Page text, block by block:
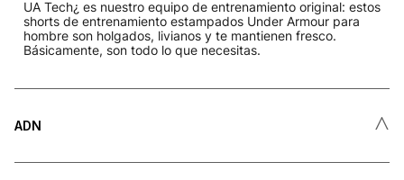
UA Tech¿ es nuestro equipo de entrenamiento original: estos
shorts de entrenamiento estampados Under Armour para
hombre son holgados, livianos y te mantienen fresco.
Básicamente, son todo lo que necesitas.
ADN ˄